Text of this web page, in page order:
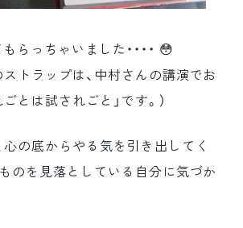
らっちゃいました・・・・ 😳
ストラップは、中村さんの講演でお
とは試されごと」です。）
心の底からやる気を引き出してく
ものを見落としている自分に気づか